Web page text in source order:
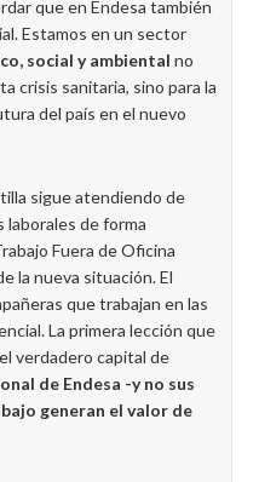
que en Endesa también
Estamos en un sector
social y ambiental no
crisis sanitaria, sino para la
del país en el nuevo
sigue atendiendo de
laborales de forma
Fuera de Oficina
la nueva situación. El
que trabajan en las
La primera lección que
verdadero capital de
de Endesa -y no sus
generan el valor de